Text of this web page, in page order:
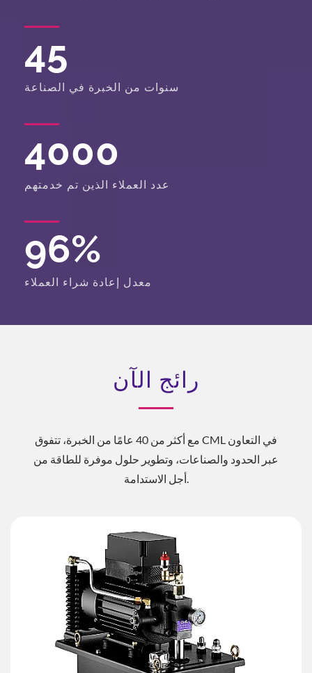
45
سنوات من الخبرة في الصناعة
4000
عدد العملاء الذين تم خدمتهم
96%
معدل إعادة شراء العملاء
رائج الآن
مع أكثر من 40 عامًا من الخبرة، تتفوق CML في التعاون
عبر الحدود والصناعات، وتطوير حلول موفرة للطاقة من
أجل الاستدامة.